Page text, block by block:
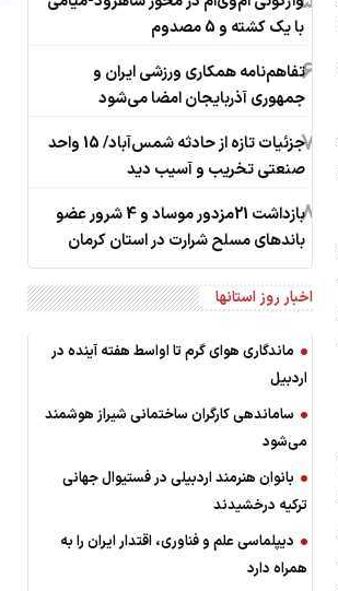
با یک کشته و 5 مصدوم
6تفاهم‌نامه همکاری ورزشی ایران و
جمهوری آذربایجان امضا می‌شود
7
جزئیات تازه از حادثه شمس‌آباد/ 15 واحد
صنعتی تخریب و آسیب دید
8
بازداشت 21مزدور موساد و 4 شرور عضو
باندهای مسلح شرارت در استان کرمان
اخبار روز استانها
ماندگاری هوای گرم تا اواسط هفته آینده در
اردبیل
ساماندهی کارگران ساختمانی شیراز هوشمند
می‌شود
بانوان هنرمند اردبیلی در فستیوال جهانی
ترکیه درخشیدند
دیپلماسی علم و فناوری، اقتدار ایران را به
همراه دارد